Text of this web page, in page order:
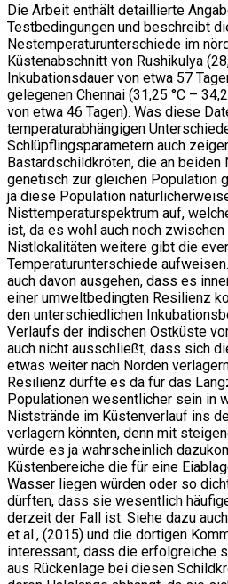
Die Arbeit enthält detaillierte
Testbedingungen und beschreibt
Nestemperaturunterschiede im
Küstenabschnitt von Rushikulya
Inkubationsdauer von etwa 57
gelegenen Chennai (31,25 °C –
von etwa 46 Tagen). Was diese
temperaturabhängigen
Schlüpflingsparametern auch
Bastardschildkröten, die an beiden
genetisch zur gleichen Population
ja diese Population
Nisttemperaturspektrum auf,
ist, da es wohl auch noch
Nistlokalitäten weitere gibt die
Temperaturunterschiede
auch davon ausgehen, dass es
einer umweltbedingten Resilienz
den unterschiedlichen
Verlaufs der indischen Ostküste
auch nicht ausschließt, dass sich
etwas weiter nach Norden
Resilienz dürfte es da für das
Populationen wesentlicher sein in
Niststrände im Küstenverlauf ins
verlagern könnten, denn mit
würde es ja wahrscheinlich
Küstenbereiche die für eine
Wasser liegen würden oder so
dürften, dass sie wesentlich
derzeit der Fall ist. Siehe dazu auch
et al., (2015) und die dortigen
interessant, dass die erfolgreiche
aus Rückenlage bei diesen